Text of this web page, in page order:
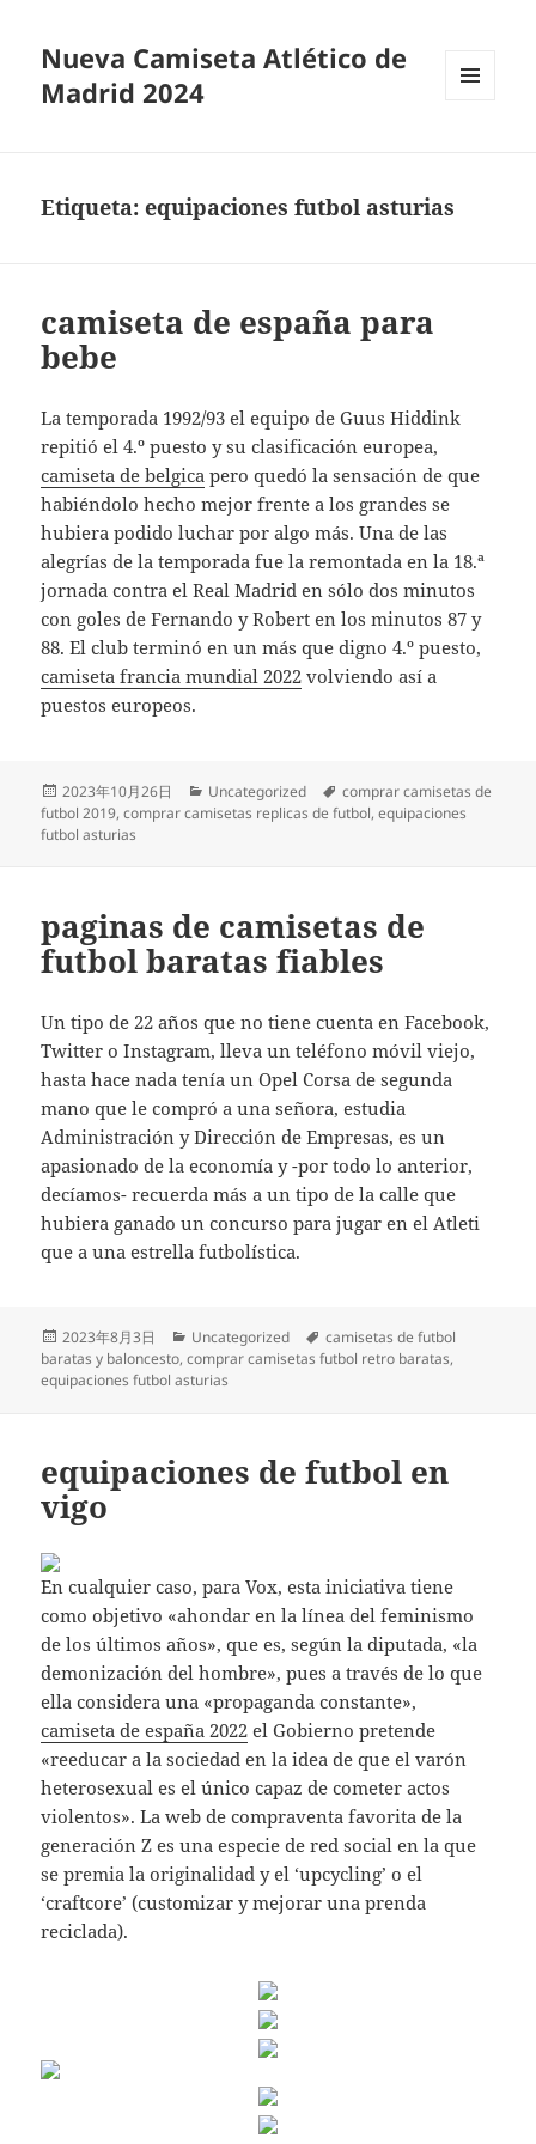
Nueva Camiseta Atlético de
Madrid 2024
Etiqueta:equipaciones futbol asturias
camiseta de españa para
bebe
La temporada 1992/93 el equipo de Guus Hiddink
repitió el 4.º puesto y su clasificación europea,
camiseta de belgica pero quedó la sensación de que
habiéndolo hecho mejor frente a los grandes se
hubiera podido luchar por algo más. Una de las
alegrías de la temporada fue la remontada en la 18.ª
jornada contra el Real Madrid en sólo dos minutos
con goles de Fernando y Robert en los minutos 87 y
88. El club terminó en un más que digno 4.º puesto,
camiseta francia mundial 2022 volviendo así a
puestos europeos.
Publicado
el
2023年10月26日 Categorías
Uncategorized Etiquetas
comprar camisetas de
futbol 2019,comprar camisetas replicas de futbol,equipaciones
futbol asturias
paginas de camisetas de
futbol baratas fiables
Un tipo de 22 años que no tiene cuenta en Facebook,
Twitter o Instagram, lleva un teléfono móvil viejo,
hasta hace nada tenía un Opel Corsa de segunda
mano que le compró a una señora, estudia
Administración y Dirección de Empresas, es un
apasionado de la economía y -por todo lo anterior,
decíamos- recuerda más a un tipo de la calle que
hubiera ganado un concurso para jugar en el Atleti
que a una estrella futbolística.
Publicado
el
2023年8月3日 Categorías
Uncategorized Etiquetas
camisetas de futbol
baratas y baloncesto,comprar camisetas futbol retro baratas,
equipaciones futbol asturias
equipaciones de futbol en
vigo
En cualquier caso, para Vox, esta iniciativa tiene
como objetivo «ahondar en la línea del feminismo
de los últimos años», que es, según la diputada, «la
demonización del hombre», pues a través de lo que
ella considera una «propaganda constante»,
camiseta de españa 2022 el Gobierno pretende
«reeducar a la sociedad en la idea de que el varón
heterosexual es el único capaz de cometer actos
violentos». La web de compraventa favorita de la
generación Z es una especie de red social en la que
se premia la originalidad y el ‘upcycling’ o el
‘craftcore’ (customizar y mejorar una prenda
reciclada).